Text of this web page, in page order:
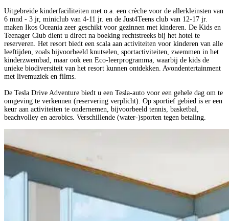
Uitgebreide kinderfaciliteiten met o.a. een crèche voor de allerkleinsten van
6 mnd - 3 jr, miniclub van 4-11 jr. en de Just4Teens club van 12-17 jr.
maken Ikos Oceania zeer geschikt voor gezinnen met kinderen. De Kids en
Teenager Club dient u direct na boeking rechtstreeks bij het hotel te
reserveren. Het resort biedt een scala aan activiteiten voor kinderen van alle
leeftijden, zoals bijvoorbeeld knutselen, sportactiviteiten, zwemmen in het
kinderzwembad, maar ook een Eco-leerprogramma, waarbij de kids de
unieke biodiversiteit van het resort kunnen ontdekken. Avondentertainment
met livemuziek en films.
De Tesla Drive Adventure biedt u een Tesla-auto voor een gehele dag om te
omgeving te verkennen (reservering verplicht). Op sportief gebied is er een
keur aan activiteiten te ondernemen, bijvoorbeeld tennis, basketbal,
beachvolley en aerobics. Verschillende (water-)sporten tegen betaling.